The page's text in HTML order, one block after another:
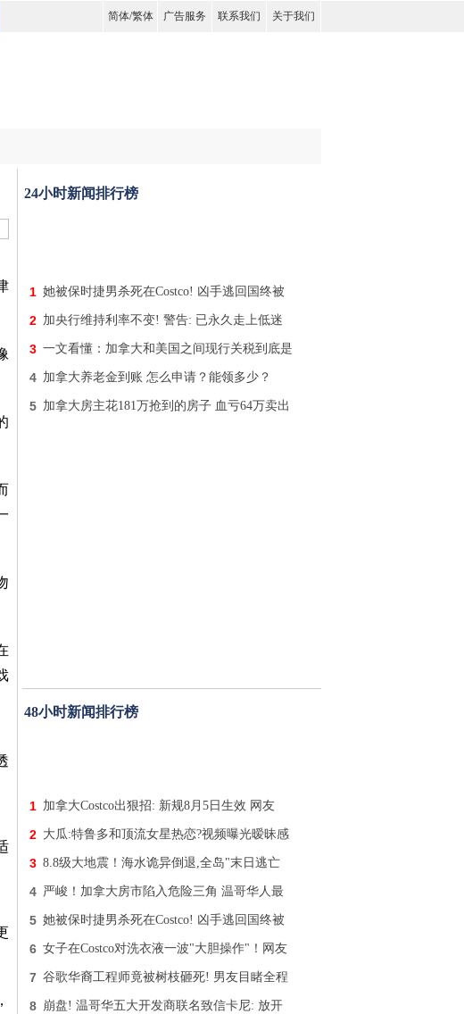
简体/繁体 广告服务 联系我们 关于我们
24小时新闻排行榜
1 她被保时捷男杀死在Costco! 凶手逃回国终被
2 加央行维持利率不变! 警告: 已永久走上低迷
3 一文看懂：加拿大和美国之间现行关税到底是
4 加拿大养老金到账 怎么申请？能领多少？
5 加拿大房主花181万抢到的房子 血亏64万卖出
48小时新闻排行榜
1 加拿大Costco出狠招: 新规8月5日生效 网友
2 大瓜:特鲁多和顶流女星热恋?视频曝光暧昧感
3 8.8级大地震！海水诡异倒退,全岛"末日逃亡
4 严峻！加拿大房市陷入危险三角 温哥华人最
5 她被保时捷男杀死在Costco! 凶手逃回国终被
6 女子在Costco对洗衣液一波"大胆操作"！网友
7 谷歌华裔工程师竟被树枝砸死! 男友目睹全程
8 崩盘! 温哥华五大开发商联名致信卡尼: 放开